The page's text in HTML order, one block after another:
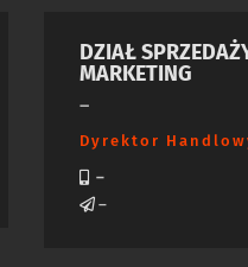
DZIAŁ
MARKETING
–
Dyrektor
–
–